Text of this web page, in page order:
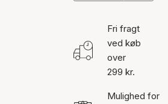
Fri fragt
ved køb
over
299 kr.
Mulighed for